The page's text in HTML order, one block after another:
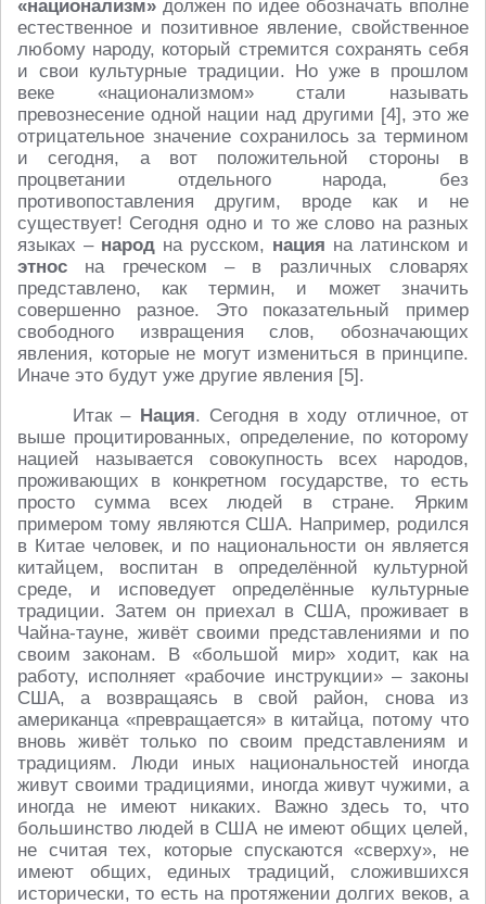
«национализм» должен по идее обозначать вполне
естественное и позитивное явление, свойственное
любому народу, который стремится сохранять себя
и свои культурные традиции. Но уже в прошлом
веке «национализмом» стали называть
превознесение одной нации над другими [4], это же
отрицательное значение сохранилось за термином
и сегодня, а вот положительной стороны в
процветании отдельного народа, без
противопоставления другим, вроде как и не
существует! Сегодня одно и то же слово на разных
языках – народ на русском, нация на латинском и
этнос на греческом – в различных словарях
представлено, как термин, и может значить
совершенно разное. Это показательный пример
свободного извращения слов, обозначающих
явления, которые не могут измениться в принципе.
Иначе это будут уже другие явления [5].
Итак – Нация. Сегодня в ходу отличное, от
выше процитированных, определение, по которому
нацией называется совокупность всех народов,
проживающих в конкретном государстве, то есть
просто сумма всех людей в стране. Ярким
примером тому являются США. Например, родился
в Китае человек, и по национальности он является
китайцем, воспитан в определённой культурной
среде, и исповедует определённые культурные
традиции. Затем он приехал в США, проживает в
Чайна-тауне, живёт своими представлениями и по
своим законам. В «большой мир» ходит, как на
работу, исполняет «рабочие инструкции» – законы
США, а возвращаясь в свой район, снова из
американца «превращается» в китайца, потому что
вновь живёт только по своим представлениям и
традициям. Люди иных национальностей иногда
живут своими традициями, иногда живут чужими, а
иногда не имеют никаких. Важно здесь то, что
большинство людей в США не имеют общих целей,
не считая тех, которые спускаются «сверху», не
имеют общих, единых традиций, сложившихся
исторически, то есть на протяжении долгих веков, а